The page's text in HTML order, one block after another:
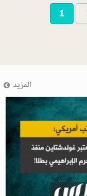
Pagination
Current
page
1
المزيد